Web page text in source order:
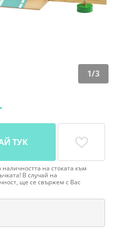
1/3
ТУК
на стоката към
В случай на
ще се свържем с Вас